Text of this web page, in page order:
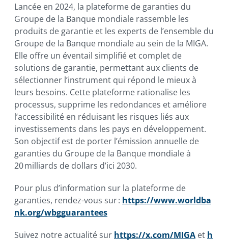
Lancée en 2024, la plateforme de garanties du
Groupe de la Banque mondiale rassemble les
produits de garantie et les experts de l’ensemble du
Groupe de la Banque mondiale au sein de la MIGA.
Elle offre un éventail simplifié et complet de
solutions de garantie, permettant aux clients de
sélectionner l’instrument qui répond le mieux à
leurs besoins. Cette plateforme rationalise les
processus, supprime les redondances et améliore
l’accessibilité en réduisant les risques liés aux
investissements dans les pays en développement.
Son objectif est de porter l’émission annuelle de
garanties du Groupe de la Banque mondiale à
20 milliards de dollars d’ici 2030.
Pour plus d’information sur la plateforme de
garanties, rendez-vous sur : https://www.worldba
nk.org/wbgguarantees
Suivez notre actualité sur https://x.com/MIGA et h